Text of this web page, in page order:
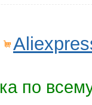
по